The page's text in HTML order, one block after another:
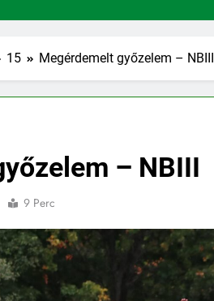
15 Megérdemelt győzelem – NBIII
– NBIII
9 Perc